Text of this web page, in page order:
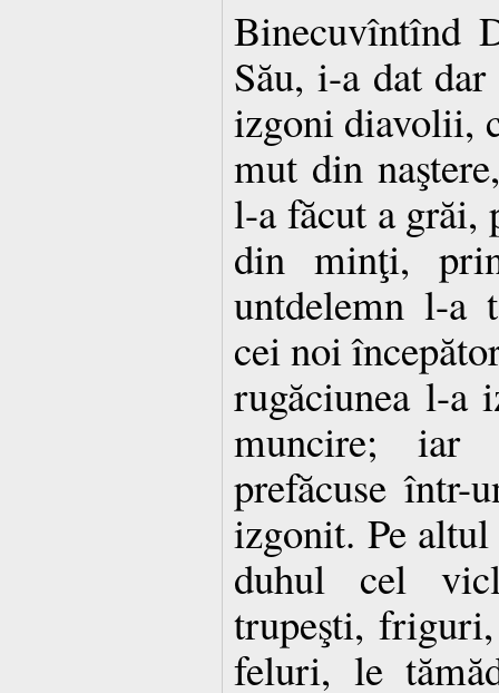
Binecuvîntînd
Său, i-a dat
izgoni diavolii,
mut din
l-a făcut a grăi,
din minţi,
untdelemn l-a
cei noi
rugăciunea l-a
muncire;
prefăcuse într-
izgonit. Pe
duhul cel
trupeşti,
feluri, le